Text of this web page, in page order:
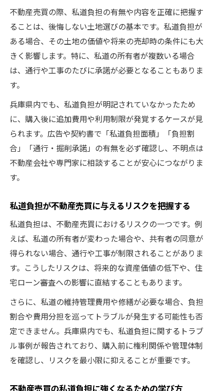
右する
私道負担の有無が土地の利用制限に与える
影響
不動産売買で私道負担が将来の計画に影響
不動産売買で失敗しないための私道負担知
私道負担を正しく理解して不動産売買を有
利に
事前準備で差がつく私道負担と不動産売買
不動産売買を安全に進める私道負担の確認
術
私道負担のメリット・デメリットを深掘り解説
不動産売買で私道負担のメリットを知る意
義
私道負担のデメリットが不動産売買に与え
る影響
不動産売買時に私道負担の利点を活かす方
法
不動産売買で私道負担の注意点を徹底解説
不動産売買の際、私道負担の有無や内容を正確に把握す
ることは、後悔しない土地選びの基本です。私道負担が
ある場合、その土地の価値や将来の売却時の条件にも大
きく影響します。特に、私道の所有者が複数いる場合
は、通行や工事のたびに承諾が必要となることもありま
す。
兵庫県内でも、私道負担が明記されていなかったため
に、購入後に追加費用や利用制限が発覚するケースが見
られます。広告や契約書で「私道負担面積」「負担割
合」「通行・掘削承諾」の有無を必ず確認し、不明点は
不動産会社や専門家に相談することが安心につながりま
す。
私道負担が不動産売買に与えるリスクを把握する
私道負担は、不動産売買におけるリスクの一つです。例
えば、私道の所有者が変わった場合や、共有者の同意が
得られない場合、通行や工事が制限されることがありま
す。こうしたリスクは、将来的な資産価値の低下や、住
宅ローン審査への影響に直結することもあります。
さらに、私道の維持管理費用や修繕が必要な場合、負担
割合や費用分担を巡ってトラブルが発生する可能性も否
定できません。兵庫県内でも、私道負担に関するトラブ
ル事例が報告されており、購入前に権利関係や管理体制
を確認し、リスクを最小限に抑えることが重要です。
不動産売買の私道負担に強くなるための学び方